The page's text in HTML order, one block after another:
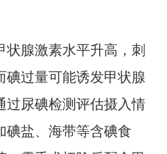
腺激素水平升高，刺
碘过量可能诱发甲状腺
过尿碘检测评估摄入情
碘盐、海带等含碘食